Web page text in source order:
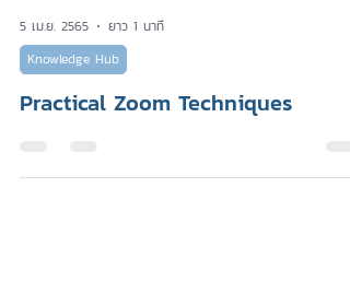
5 เม.ย. 2565
ยาว 1 นาที
Knowledge Hub
Practical Zoom Techniques